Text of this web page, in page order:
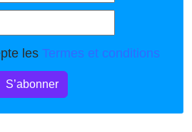
les Termes et conditions
S’abonner